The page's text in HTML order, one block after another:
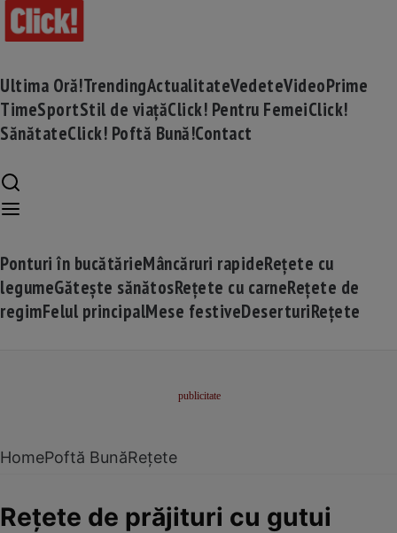
Ultima Oră!TrendingActualitateVedeteVideoPrime
TimeSportStil de viațăClick! Pentru FemeiClick!
SănătateClick! Poftă Bună!Contact
Ponturi în bucătărieMâncăruri rapideRețete cu
legumeGătește sănătosRețete cu carneRețete de
regimFelul principalMese festiveDeserturiRețete
HomePoftă BunăRețete
Reţete de prăjituri cu gutui